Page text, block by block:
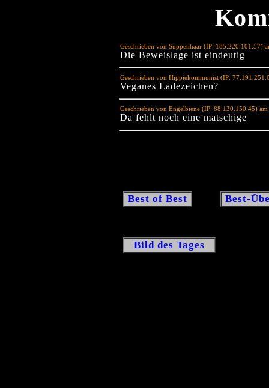
Geschrieben von Suppenhaar (IP: 185.220.101.57)
Die Beweislage ist eindeutig
Geschrieben von Hippiekommunist (IP:
Veganes Ladezeichen?
Geschrieben von Engelbiene (IP: 88.130.150.45)
Da fehlt noch eine matschige
Best of Best Best-
Bild des Tages